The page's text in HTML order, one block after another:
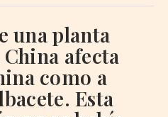
una planta
China afecta
como a
. Esta